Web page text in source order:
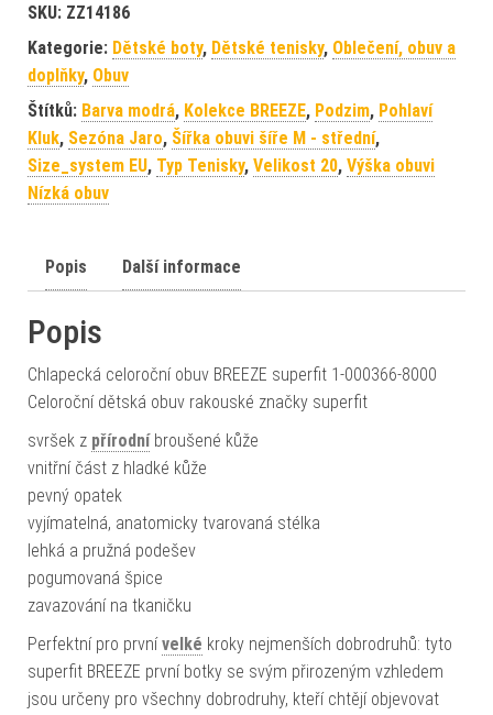
SKU: ZZ14186
Kategorie: Dětské boty, Dětské tenisky, Oblečení, obuv a
doplňky, Obuv
Štítků: Barva modrá, Kolekce BREEZE, Podzim, Pohlaví
Kluk, Sezóna Jaro, Šířka obuvi šíře M - střední,
Size_system EU, Typ Tenisky, Velikost 20, Výška obuvi
Nízká obuv
Popis Další informace
Popis
Chlapecká celoroční obuv BREEZE superfit 1-000366-8000
Celoroční dětská obuv rakouské značky superfit
svršek z přírodníbroušené kůže
vnitřní část z hladké kůže
pevný opatek
vyjímatelná, anatomicky tvarovaná stélka
lehká a pružná podešev
pogumovaná špice
zavazování na tkaničku
Perfektní pro prvnívelké kroky nejmenších dobrodruhů: tyto
superfit BREEZE první botky se svým přirozeným vzhledem
jsou určeny pro všechny dobrodruhy, kteří chtějí objevovat